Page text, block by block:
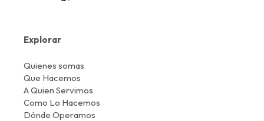
Explorar
Quienes somas
Que Hacemos
A Quien Servimos
Como Lo Hacemos
Dónde Operamos